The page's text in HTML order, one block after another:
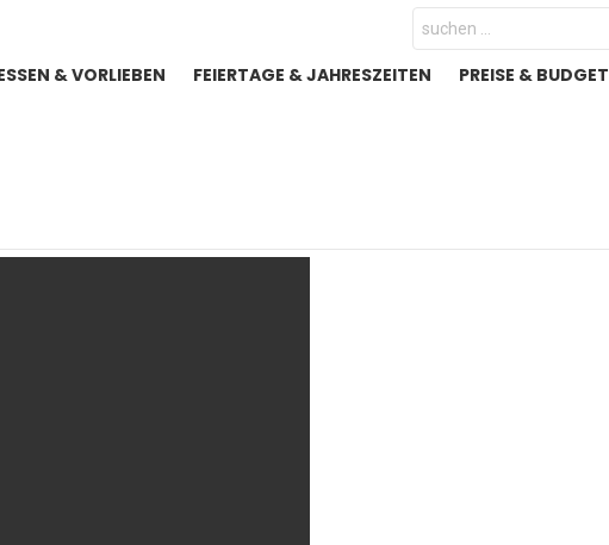
Search
for:
& VORLIEBEN FEIERTAGE & JAHRESZEITEN
PREISE & BUDGET